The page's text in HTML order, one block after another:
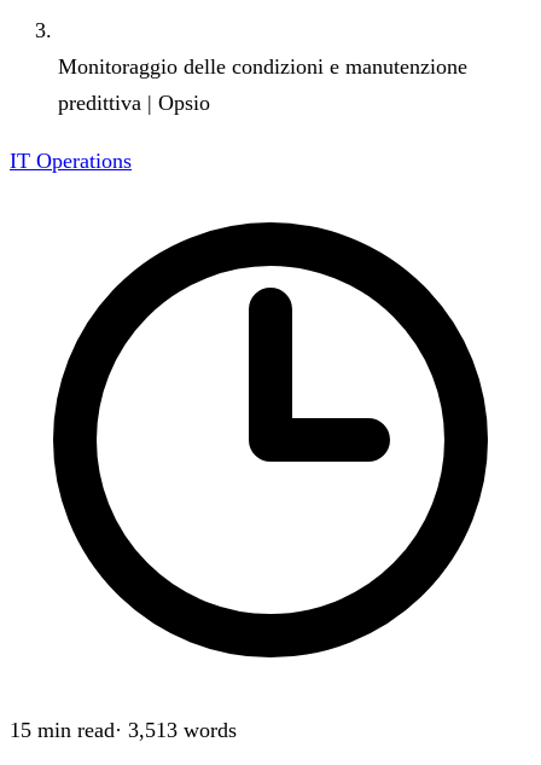
Monitoraggio delle condizioni e manutenzione
predittiva | Opsio
IT Operations
15 min read· 3,513 words